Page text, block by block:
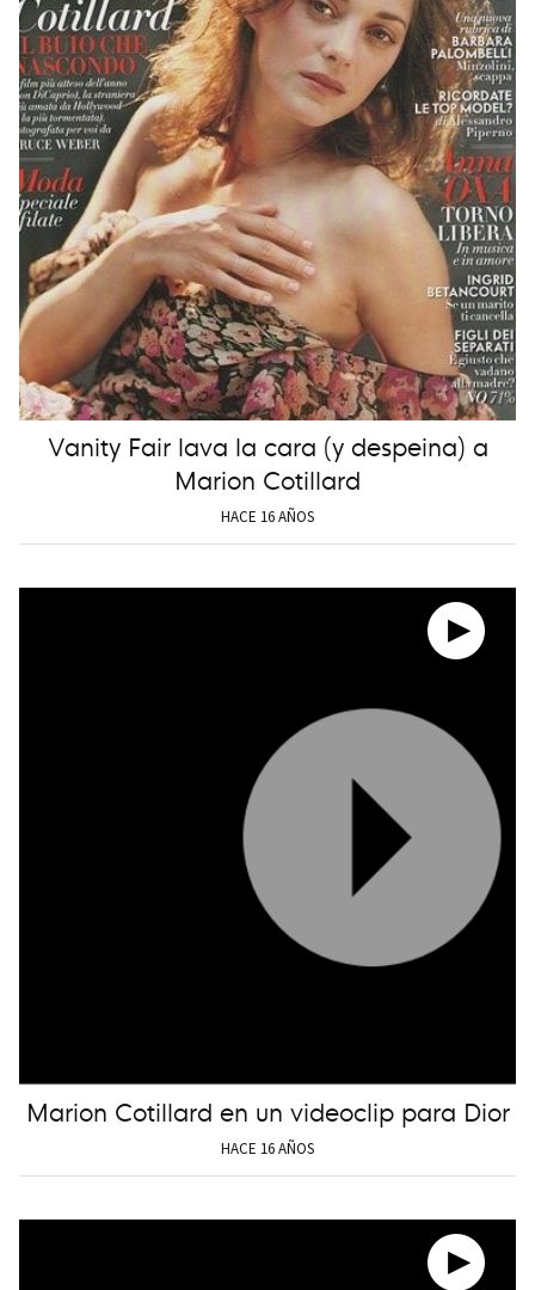
Vanity Fair lava la cara (y despeina) a
Marion Cotillard
HACE 16 AÑOS
Marion Cotillard en un videoclip para Dior
HACE 16 AÑOS